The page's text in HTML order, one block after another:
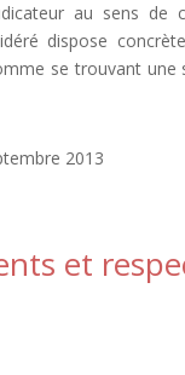
au sens de
dispose
se trouvant
2013
et